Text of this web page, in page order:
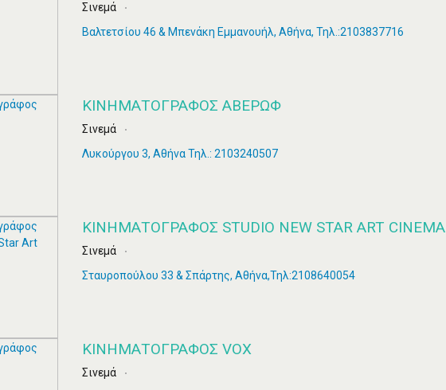
Σινεμά
Βαλτετσίου 46 & Μπενάκη Εμμανουήλ, Αθήνα, Τηλ.:2103837716
ΚΙΝΗΜΑΤΟΓΡΆΦΟΣ ΑΒΕΡΩΦ
Σινεμά
Λυκούργου 3, Αθήνα Τηλ.: 2103240507
ΚΙΝΗΜΑΤΟΓΡΆΦΟΣ STUDIO NEW STAR ART CINEMA
Σινεμά
Σταυροπούλου 33 & Σπάρτης, Αθήνα,Τηλ:2108640054
ΚΙΝΗΜΑΤΟΓΡΆΦΟΣ VOX
Σινεμά